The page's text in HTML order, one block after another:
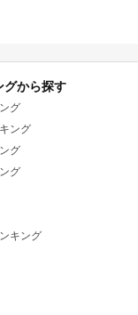
グから探す
グ
ング
グ
グ
キング